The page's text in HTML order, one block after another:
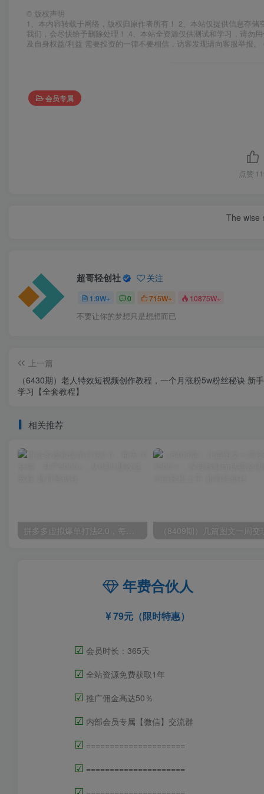
© 版权声明
1、本内容转载于网络，版权归原作者所有！ 2、本站仅提供信息存
我们，会尽快给予删除处理！ 4、本站全资源仅供测试和学习，请勿
及自身权益/利益 需要投资的一律不要相信，访客发现请向客服举报
会员专属
点赞
The wise
超哥轻创社 关注
1.9W+ 0 715W+ 10875W+
不要让你的梦想只是想想而已
上一篇
（6430期）老人特效短视频创作教程，一个月涨粉5w粉丝秘诀 新
学习【全套教程】
相关推荐
拼多多虚拟爆单打法2.0，每天10分钟，月产5000+，从0到1赚收益教程
年费合伙人
79元（限时特惠）
☑ 会员时长：365天
☑ 全站资源免费获取1年
☑ 推广佣金高达50％
☑ 内部会员专属【微信】交流群
☑ =====================
☑ =====================